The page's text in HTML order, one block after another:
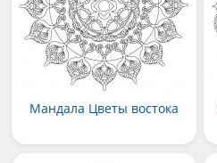
Мандала Цветы востока